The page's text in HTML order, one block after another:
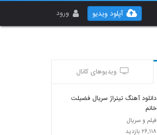
ورود آپلود ویدیو
ویدیوهای کانال
دانلود آهنگ تیتراژ سریال فضیلت
خانم
فیلم و سریال
۲۶,۱۱۸ بازدید